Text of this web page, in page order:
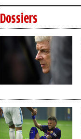
Dossiers